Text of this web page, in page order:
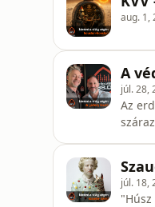
aug. 1,
A
júl. 28,
Az
is
júl. 18,